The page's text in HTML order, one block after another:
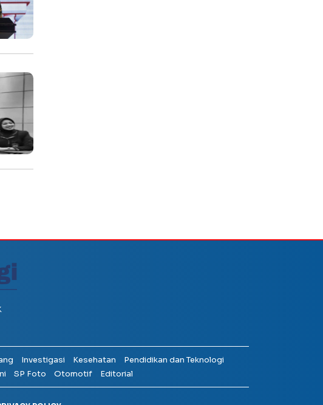
Investigasi Kesehatan
Pendidikan dan Teknologi
SP Foto Otomotif Editorial